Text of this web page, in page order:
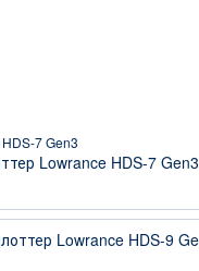
7 Gen3
Lowrance HDS-7 Gen3